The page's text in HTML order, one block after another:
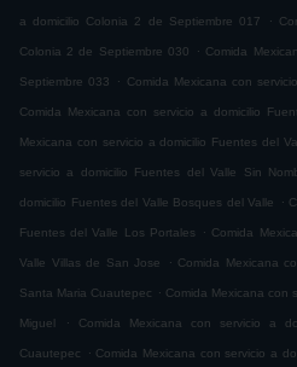
a domicilio Colonia 2 de Septiembre 017 .
Colonia 2 de Septiembre 030 . Comida
Septiembre 033 . Comida Mexicana con
Comida Mexicana con servicio a domicilio
Mexicana con servicio a domicilio Fuentes del
servicio a domicilio Fuentes del Valle Sin
domicilio Fuentes del Valle Bosques del Valle .
Fuentes del Valle Los Portales . Comida
Valle Villas de San Jose . Comida Mexicana
Santa Maria Cuautepec . Comida Mexicana con
Miguel . Comida Mexicana con servicio a
Cuautepec . Comida Mexicana con servicio a